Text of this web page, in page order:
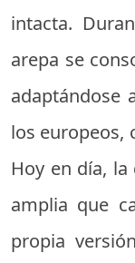
intacta.
arepa se
adaptándose
los europeos,
Hoy en día,
amplia que
propia